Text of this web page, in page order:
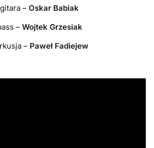
gitara – Oskar Babiak
– Wojtek Grzesiak
– Paweł Fadiejew